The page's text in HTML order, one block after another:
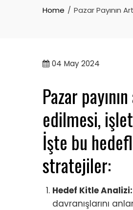
Home Pazar Payının
04 May 2024
Pazar
edilmesi,
İşte bu
stratejiler:
Hedef Kitle Analizi:
davranışlarını